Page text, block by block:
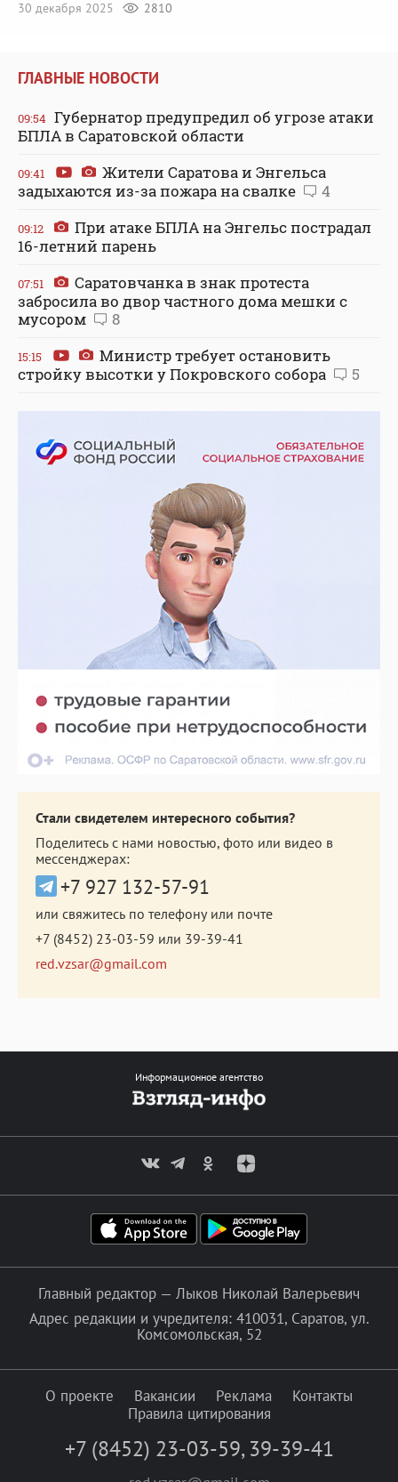
30 декабря 2025
2810
ГЛАВНЫЕ НОВОСТИ
09:54 Губернатор предупредил об угрозе атаки
БПЛА в Саратовской области
09:41
Жители Саратова и Энгельса
задыхаются из-за пожара на свалке
4
09:12
При атаке БПЛА на Энгельс пострадал
16-летний парень
07:51
Саратовчанка в знак протеста
забросила во двор частного дома мешки с
мусором
8
15:15
Министр требует остановить
стройку высотки у Покровского собора
5
Стали свидетелем интересного события?
Поделитесь с нами новостью, фото или видео в
мессенджерах:
+7 927 132-57-91
или свяжитесь по телефону или почте
+7 (8452) 23-03-59 или 39-39-41
red.vzsar@gmail.com
Информационное агентство
Главный редактор — Лыков Николай Валерьевич
Адрес редакции и учредителя: 410031, Саратов, ул.
Комсомольская, 52
О проекте Вакансии Реклама
Контакты
Правила цитирования
+7 (8452) 23-03-59, 39-39-41